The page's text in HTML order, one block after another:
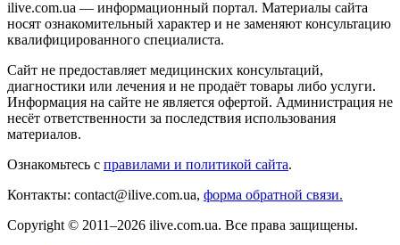
ilive.com.ua — информационный портал. Материалы сайта
носят ознакомительный характер и не заменяют консультацию
квалифицированного специалиста.
Сайт не предоставляет медицинских консультаций,
диагностики или лечения и не продаёт товары либо услуги.
Информация на сайте не является офертой. Администрация не
несёт ответственности за последствия использования
материалов.
Ознакомьтесь с правилами и политикой сайта.
Контакты: contact@ilive.com.ua, форма обратной связи.
Copyright © 2011–2026 ilive.com.ua. Все права защищены.